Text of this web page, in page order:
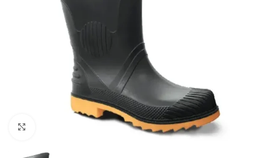
Haga Click para agrandar